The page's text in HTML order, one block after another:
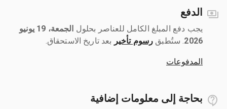
الدفع
يجب دفع المبلغ الكامل للعناصر بحلول ‎
الجمعة، 19 يونيو
2026
رسوم تأخير بعد تاريخ الاستحقاق.
المدفوعات
بحاجة إلى معلومات إضافية